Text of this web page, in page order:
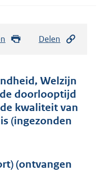
Delen
Welzijn
doorlooptijd
kwaliteit van
(ingezonden
(ontvangen